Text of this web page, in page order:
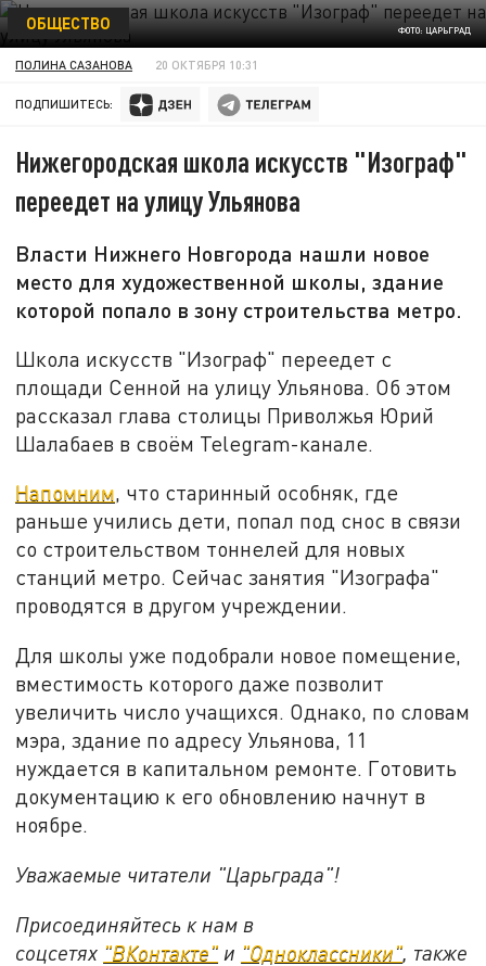
ФОТО: ЦАРЬГРАД
ОБЩЕСТВО
ПОЛИНА САЗАНОВА 20 ОКТЯБРЯ 10:31
ПОДПИШИТЕСЬ:
Нижегородская школа искусств "Изограф"
переедет на улицу Ульянова
Власти Нижнего Новгорода нашли новое
место для художественной школы, здание
которой попало в зону строительства метро.
Школа искусств "Изограф" переедет с
площади Сенной на улицу Ульянова. Об этом
рассказал глава столицы Приволжья Юрий
Шалабаев в своём Telegram-канале.
Напомним, что старинный особняк, где
раньше учились дети, попал под снос в связи
со строительством тоннелей для новых
станций метро. Сейчас занятия "Изографа"
проводятся в другом учреждении.
Для школы уже подобрали новое помещение,
вместимость которого даже позволит
увеличить число учащихся. Однако, по словам
мэра, здание по адресу Ульянова, 11
нуждается в капитальном ремонте. Готовить
документацию к его обновлению начнут в
ноябре.
Уважаемые читатели "Царьграда"!
Присоединяйтесь к нам в
соцсетях "ВКонтакте" и "Одноклассники" также